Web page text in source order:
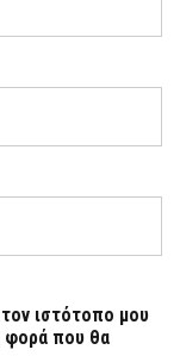
ιστότοπο μου
φορά που θα